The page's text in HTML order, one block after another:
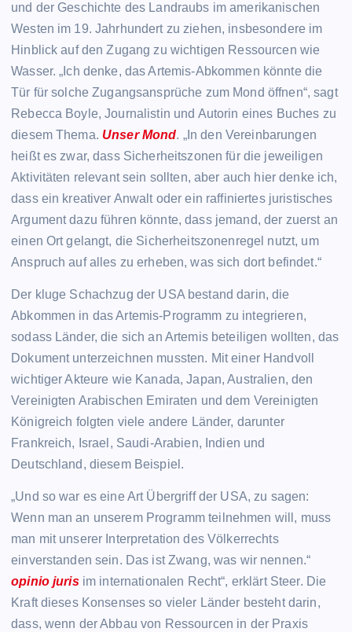
und der Geschichte des Landraubs im amerikanischen
Westen im 19. Jahrhundert zu ziehen, insbesondere im
Hinblick auf den Zugang zu wichtigen Ressourcen wie
Wasser. „Ich denke, das Artemis-Abkommen könnte die
Tür für solche Zugangsansprüche zum Mond öffnen“, sagt
Rebecca Boyle, Journalistin und Autorin eines Buches zu
diesem Thema. Unser Mond. „In den Vereinbarungen
heißt es zwar, dass Sicherheitszonen für die jeweiligen
Aktivitäten relevant sein sollten, aber auch hier denke ich,
dass ein kreativer Anwalt oder ein raffiniertes juristisches
Argument dazu führen könnte, dass jemand, der zuerst an
einen Ort gelangt, die Sicherheitszonenregel nutzt, um
Anspruch auf alles zu erheben, was sich dort befindet.“
Der kluge Schachzug der USA bestand darin, die
Abkommen in das Artemis-Programm zu integrieren,
sodass Länder, die sich an Artemis beteiligen wollten, das
Dokument unterzeichnen mussten. Mit einer Handvoll
wichtiger Akteure wie Kanada, Japan, Australien, den
Vereinigten Arabischen Emiraten und dem Vereinigten
Königreich folgten viele andere Länder, darunter
Frankreich, Israel, Saudi-Arabien, Indien und
Deutschland, diesem Beispiel.
„Und so war es eine Art Übergriff der USA, zu sagen:
Wenn man an unserem Programm teilnehmen will, muss
man mit unserer Interpretation des Völkerrechts
einverstanden sein. Das ist Zwang, was wir nennen.“
opinio jurisim internationalen Recht“, erklärt Steer. Die
Kraft dieses Konsenses so vieler Länder besteht darin,
dass, wenn der Abbau von Ressourcen in der Praxis